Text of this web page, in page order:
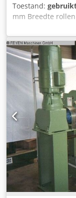
Toestand:
mm Breedte
- diameter 270
shore S-rol -
75 graden shore
Doekgeleiding 2
geleiderol en
volgens
Hydraulische
Vloottank met
Pendelrolregeling
Diameter
gereviseerd voor
Stofgeleider voor
spreiderhouders,
passen is mogelijk.